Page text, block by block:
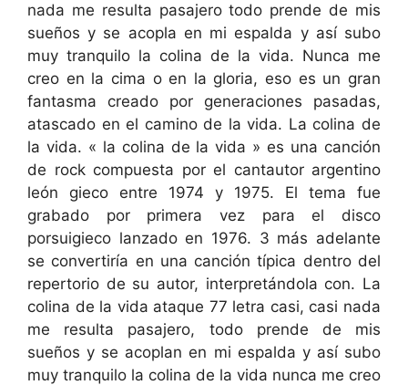
nada me resulta pasajero todo prende de mis
sueños y se acopla en mi espalda y así subo
muy tranquilo la colina de la vida. Nunca me
creo en la cima o en la gloria, eso es un gran
fantasma creado por generaciones pasadas,
atascado en el camino de la vida. La colina de
la vida. « la colina de la vida » es una canción
de rock compuesta por el cantautor argentino
león gieco entre 1974 y 1975. El tema fue
grabado por primera vez para el disco
porsuigieco lanzado en 1976. 3 más adelante
se convertiría en una canción típica dentro del
repertorio de su autor, interpretándola con. La
colina de la vida ataque 77 letra casi, casi nada
me resulta pasajero, todo prende de mis
sueños y se acoplan en mi espalda y así subo
muy tranquilo la colina de la vida nunca me creo